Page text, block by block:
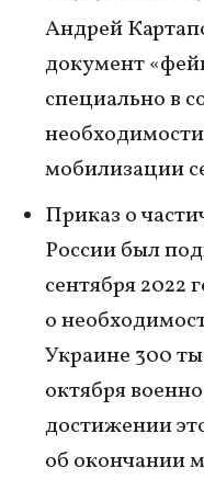
Андрей
документ
специально в
мобилизации
Приказ о
России был
сентября 2022
о
Украине 300
октября
достижении
об окончании